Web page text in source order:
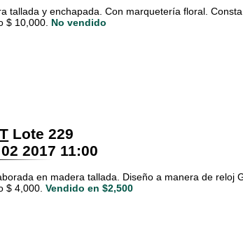
tallada y enchapada. Con marquetería floral.
$ 10,000. No vendido
Lote 229
2017 11:00
en madera tallada. Diseño a manera de reloj
$ 4,000. Vendido en $2,500